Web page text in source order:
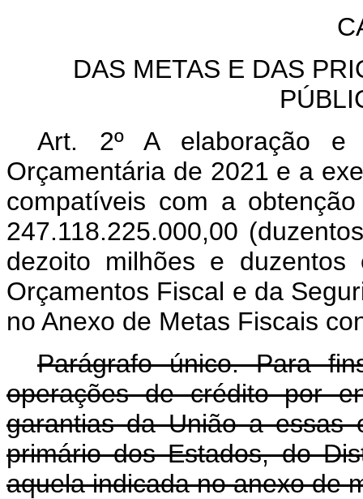
DAS METAS E DAS
Art. 2º A elaboração
Orçamentária de 2021 e a
compatíveis com a
247.118.225.000,00
dezoito milhões e
Orçamentos Fiscal e da
no Anexo de Metas Fiscais
Parágrafo único. Para
operações de crédito por
garantias da União a essas
primário dos Estados, do
aquela indicada no anexo de